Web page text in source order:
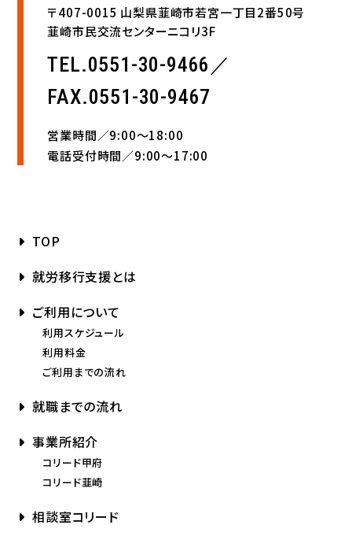
〒407-0015 山梨県韮崎市若宮一丁目2番50号
韮崎市民交流センターニコリ3F
TEL.0551-30-9466／
FAX.0551-30-9467
営業時間／9:00〜18:00
電話受付時間／9:00〜17:00
TOP
就労移行支援とは
ご利用について
利用スケジュール
利用料金
ご利用までの流れ
就職までの流れ
事業所紹介
コリード甲府
コリード韮崎
相談室コリード